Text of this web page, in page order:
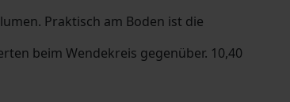
Praktisch am Boden ist die
beim Wendekreis gegenüber. 10,40